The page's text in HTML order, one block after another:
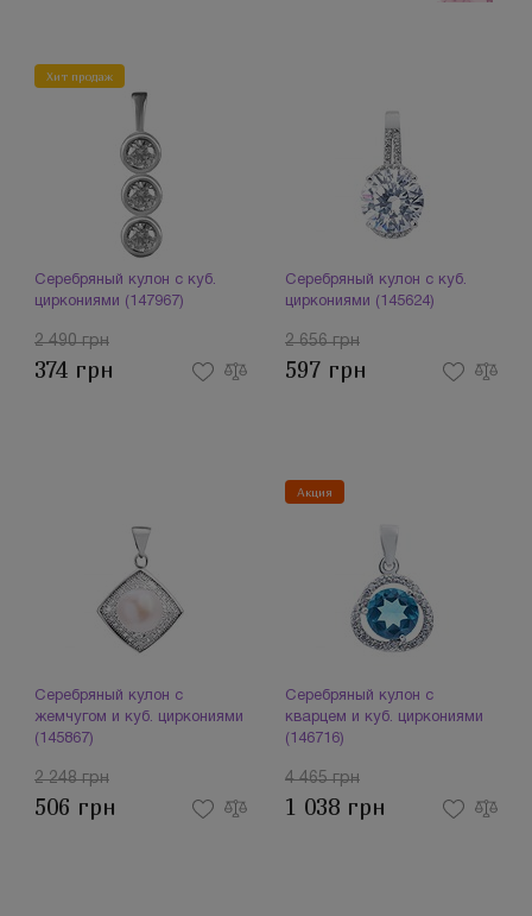
Хит продаж
Серебряный кулон с куб.
циркониями (147967)
2 490 грн
374 грн
Серебряный кулон с куб.
циркониями (145624)
2 656 грн
597 грн
Серебряный кулон с
жемчугом и куб. циркониями
(145867)
2 248 грн
506 грн
Акция
Серебряный кулон с
кварцем и куб. циркониями
(146716)
4 465 грн
1 038 грн